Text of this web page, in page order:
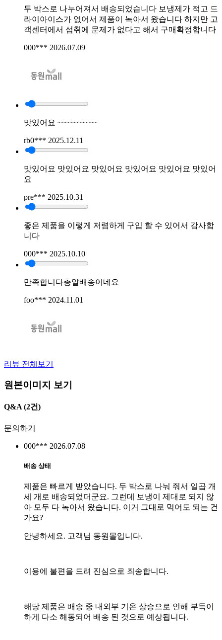
두 박스로 나누어져서 배송되었습니다 보냉제가 적고 드
라이아이스가 없어서 제품이 녹아서 왔습니다 하지만 고
객센터에서 섭취에 문제가 없다고 해서 구매확정합니다
000*** 2026.07.09
맛있어요 ~~~~~~~~~
rb0*** 2025.12.11
맛있어요 맛있어요 맛있어요 맛있어요 맛있어요 맛있어
요
pre*** 2025.10.31
좋은 제품을 이렇게 저렴하게 구입 할 수 있어서 감사합
니다
000*** 2025.10.10
만족합니다총알배송이네요
foo*** 2024.11.01
리뷰 전체보기
원본이미지 보기
Q&A(2건)
문의하기
000*** 2026.07.08
배송 상태
제품은 빠르게 받았습니다. 두 박스로 나눠 줘서 일곱 개
세 개로 배송되었더군요. 그런데 보냉이 제대로 되지 않
아 모두 다 녹아서 왔습니다. 이거 그대로 먹어도 되는 건
가요?
안녕하세요. 고객님 동원몰입니다.
이용에 불편을 드려 진심으로 죄송합니다.
해당 제품은 배송 중 내외부 기온 상승으로 인해 부득이
하게 다소 해동되어 배송 된 것으로 예상됩니다.